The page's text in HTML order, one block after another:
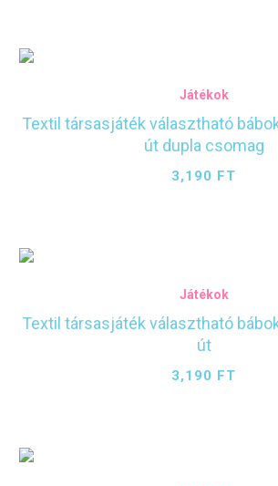
Játékok
Textil társasjáték választható
út dupla csomag
3,190 FT
Játékok
Textil társasjáték választható
út
3,190 FT